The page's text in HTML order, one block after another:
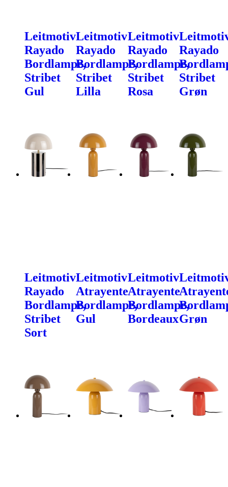
Leitmotiv
Rayado
Bordlampe,
Stribet
Gul
Leitmotiv
Rayado
Bordlampe,
Stribet
Lilla
Leitmotiv
Rayado
Bordlampe,
Stribet
Rosa
Rayado
Stribet
Grøn
Leitmotiv
Rayado
Bordlampe,
Stribet
Sort
Leitmotiv
Atrayente
Bordlampe,
Gul
Leitmotiv
Atrayente
Bordlampe,
BordeauxGrøn